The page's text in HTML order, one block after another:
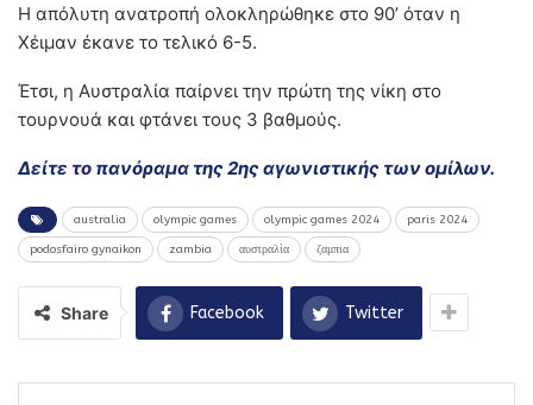
Η απόλυτη ανατροπή ολοκληρώθηκε στο 90’ όταν η
Χέιμαν έκανε το τελικό 6-5.
Έτσι, η Αυστραλία παίρνει την πρώτη της νίκη στο
τουρνουά και φτάνει τους 3 βαθμούς.
Δείτε το πανόραμα της 2ης αγωνιστικής των ομίλων.
australia olympic games olympic games 2024 paris 2024
podosfairo gynaikon zambia αυστραλία ζαμπια
Share Facebook Twitter